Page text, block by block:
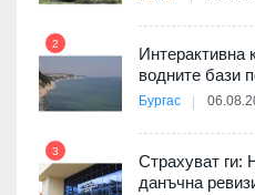
2
Интерактивна
водните бази
Бургас
3
Страхуват ги:
данъчна